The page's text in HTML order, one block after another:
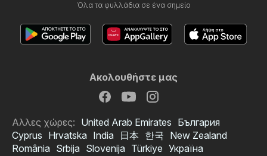
Όλα τα φυλλάδια σε ένα σημείο
Ακολουθήστε μας
Αλλες χώρες: United Arab Emirates България
Cyprus Hrvatska India 日本 한국 New Zealand
România Srbija Slovenija Türkiye Україна